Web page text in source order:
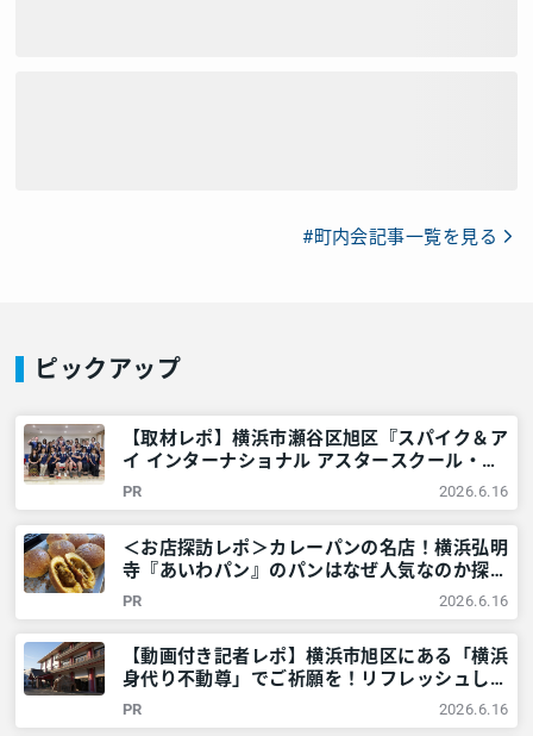
#町内会記事一覧を見る
ピックアップ
【取材レポ】横浜市瀬谷区旭区『スパイク＆ア
イ インターナショナル アスタースクール・英
会話』の英語習得法が凄い。楽しくグローバル
人材を目指そう！ – 神奈川・東京多摩のご近
所情報 – レアリア
PR 2026.6.16
＜お店探訪レポ＞カレーパンの名店！横浜弘明
寺『あいわパン』のパンはなぜ人気なのか探っ
てみた – 神奈川・東京多摩のご近所情報 – レ
アリア
PR 2026.6.16
【動画付き記者レポ】横浜市旭区にある「横浜
身代り不動尊」でご祈願を！リフレッシュした
新生活・新年を迎えましょう – 神奈川・東京
多摩のご近所情報 – レアリア
PR 2026.6.16